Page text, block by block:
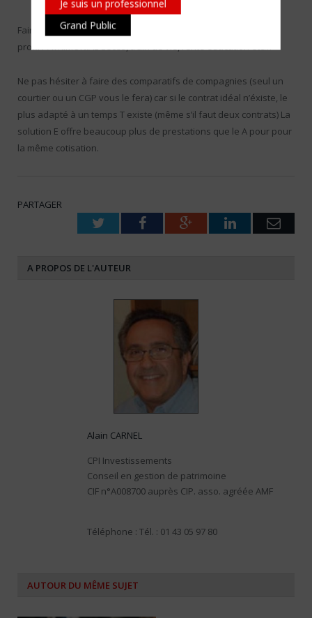
Je suis un professionnel
Grand Public
Faire «coller» vos I J à votre BNC, construire un contrat à votre
profil PATRIMONIAL décès, train de vie, rente éducation etc…
Ne pas hésiter à faire des comparatifs de compagnies (seul un
courtier ou un CGP vous le fera) car si le contrat idéal n’éxiste, le
plus adapté à un temps T existe (même s’il faut deux contrats) La
solution E offre beaucoup plus de prestations que le A pour pour
la même cotisation.
PARTAGER
TwitterFacebookGoogle+LinkedIn
A PROPOS DE L'AUTEUR
Alain CARNEL
CPI Investissements
Conseil en gestion de patrimoine
CIF n°A008700 auprès CIP. asso. agréée AMF
Téléphone : Tél. : 01 43 05 97 80
AUTOUR DU MÊME SUJET